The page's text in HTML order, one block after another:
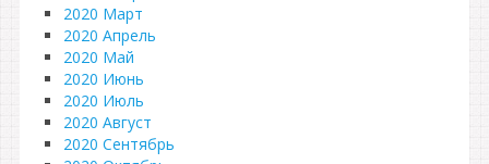
2020 Март
2020 Апрель
2020 Май
2020 Июнь
2020 Июль
2020 Август
2020 Сентябрь